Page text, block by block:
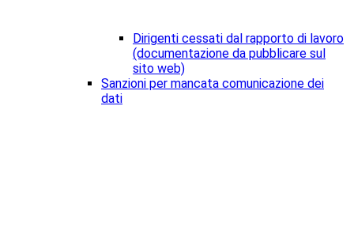
Dirigenti cessati dal rapporto di lavoro
(documentazione da pubblicare sul
sito web)
Sanzioni per mancata comunicazione dei
dati